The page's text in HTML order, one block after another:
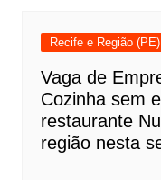
Recife e Região (PE)
Vaga de
Cozinha sem
restaurante
região nesta